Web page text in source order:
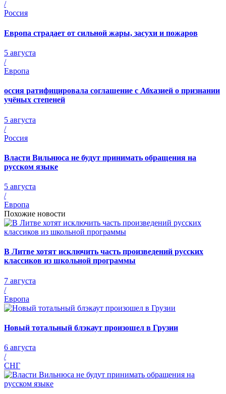
/
Россия
Европа страдает от сильной жары, засухи и пожаров
5 августа
/
Европа
оссия ратифицировала соглашение с Абхазией о признании
учёных степеней
5 августа
/
Россия
Власти Вильнюса не будут принимать обращения на
русском языке
5 августа
/
Европа
Похожие новости
В Литве хотят исключить часть произведений русских
классиков из школьной программы
7 августа
/
Европа
Новый тотальный блэкаут произошел в Грузии
6 августа
/
СНГ